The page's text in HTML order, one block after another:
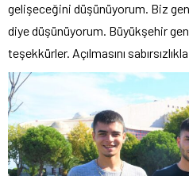
gelişeceğini düşünüyorum. Biz
diye düşünüyorum. Büyükşehir
teşekkürler. Açılmasını